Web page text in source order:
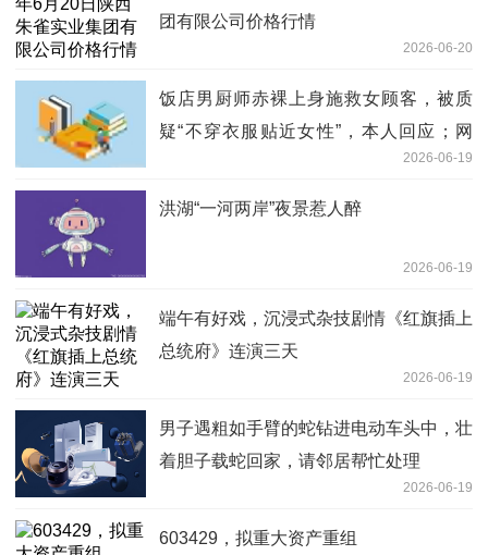
团有限公司价格行情
2026-06-20
饭店男厨师赤裸上身施救女顾客，被质
疑“不穿衣服贴近女性”，本人回应；网
2026-06-19
洪湖“一河两岸”夜景惹人醉
2026-06-19
端午有好戏，沉浸式杂技剧情《红旗插上
总统府》连演三天
2026-06-19
男子遇粗如手臂的蛇钻进电动车头中，壮
着胆子载蛇回家，请邻居帮忙处理
2026-06-19
603429，拟重大资产重组